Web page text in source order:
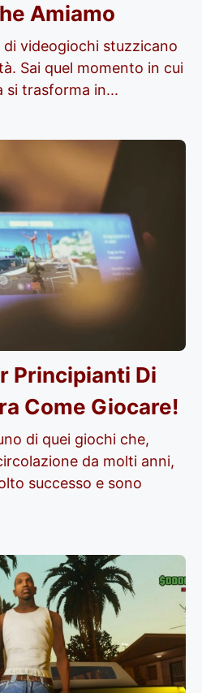
Amiamo
videogiochi stuzzicano
Sai quel momento in cui
si trasforma in...
Principianti Di
Come Giocare!
di quei giochi che,
da molti anni,
successo e sono